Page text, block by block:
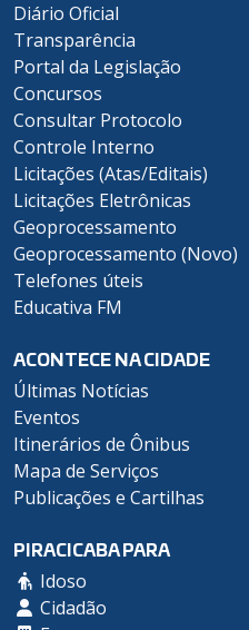
Diário Oficial
Transparência
Portal da Legislação
Concursos
Consultar Protocolo
Controle Interno
Licitações (Atas/Editais)
Licitações Eletrônicas
Geoprocessamento
Geoprocessamento (Novo)
Telefones úteis
Educativa FM
ACONTECE NA CIDADE
Últimas Notícias
Eventos
Itinerários de Ônibus
Mapa de Serviços
Publicações e Cartilhas
PIRACICABA PARA
Idoso
Cidadão